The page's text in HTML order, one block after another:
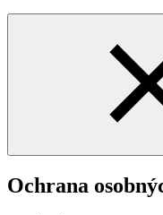
Ochrana